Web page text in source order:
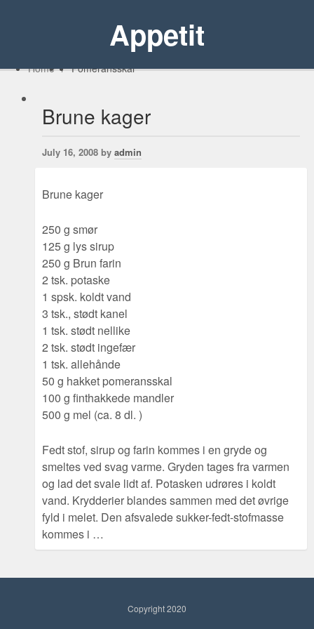
Appetit
Home / Pomeransskal
Brune kager
July 16, 2008 by admin
Brune kager
250 g smør
125 g lys sirup
250 g Brun farin
2 tsk. potaske
1 spsk. koldt vand
3 tsk., stødt kanel
1 tsk. stødt nellike
2 tsk. stødt ingefær
1 tsk. allehånde
50 g hakket pomeransskal
100 g finthakkede mandler
500 g mel (ca. 8 dl. )
Fedt stof, sirup og farin kommes i en gryde og
smeltes ved svag varme. Gryden tages fra varmen
og lad det svale lidt af. Potasken udrøres i koldt
vand. Krydderier blandes sammen med det øvrige
fyld i melet. Den afsvalede sukker-fedt-stofmasse
kommes i …
Copyright 2020